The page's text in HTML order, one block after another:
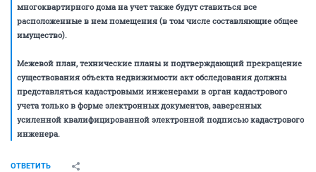
многоквартирного дома на учет также будут ставиться все
расположенные в нем помещения (в том числе составляющие общее
имущество).
Межевой план, технические планы и подтверждающий прекращение
существования объекта недвижимости акт обследования должны
представляться кадастровыми инженерами в орган кадастрового
учета только в форме электронных документов, заверенных
усиленной квалифицированной электронной подписью кадастрового
инженера.
ОТВЕТИТЬ